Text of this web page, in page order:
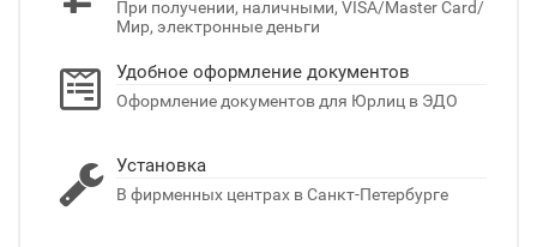
При получении, наличными, VISA/Master Card/
Мир, электронные деньги
Удобное оформление документов
Оформление документов для Юрлиц в ЭДО
Установка
В фирменных центрах в Санкт-Петербурге